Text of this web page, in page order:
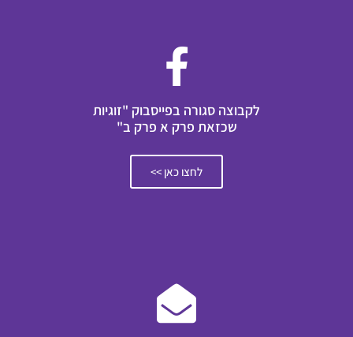
לקבוצה סגורה בפייסבוק "זוגיות
שכזאת פרק א פרק ב"
לחצו כאן >>